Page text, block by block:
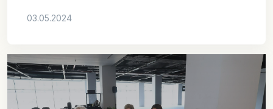
03.05.2024